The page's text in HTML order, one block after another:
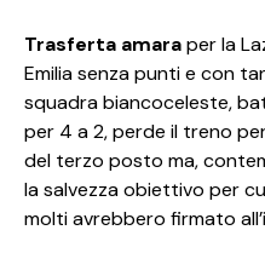
Trasferta amaraper la
Emilia senza punti e con
squadra biancoceleste,
per 4 a 2, perde il treno
del terzo posto ma,
la salvezza obiettivo per
molti avrebbero firmato